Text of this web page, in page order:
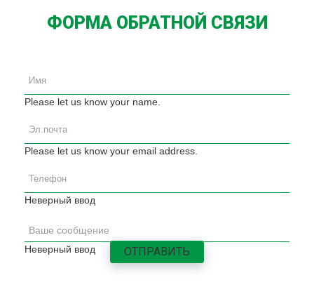
ФОРМА ОБРАТНОЙ СВЯЗИ
Please let us know your name.
Please let us know your email address.
Неверный ввод
Неверный ввод